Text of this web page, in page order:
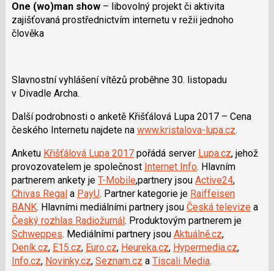
One (wo)man show– libovolný projekt či aktivita
zajišťovaná prostřednictvím internetu v režii jednoho
člověka
Slavnostní vyhlášení vítězů proběhne 30. listopadu
v Divadle Archa.
Další podrobnosti o anketě Křišťálová Lupa 2017 – Cena
českého Internetu najdete na www.kristalova-lupa.cz.
Anketu Křišťálová Lupa 2017pořádá server Lupa.cz, jehož
provozovatelem je společnost Internet Info. Hlavním
partnerem ankety je T-Mobile,partnery jsou Active24,
Chivas Regala PayU. Partner kategorie je Raiffeisen
BANK. Hlavními mediálními partnery jsou Česká televizea
Český rozhlas Radiožurnál. Produktovým partnerem je
Schweppes. Mediálními partnery jsou Aktuálně.cz,
Deník.cz, E15.cz, Euro.cz, Heureka.cz, Hypermedia.cz,
Info.cz, Novinky.cz, Seznam.cz a Tiscali Media.